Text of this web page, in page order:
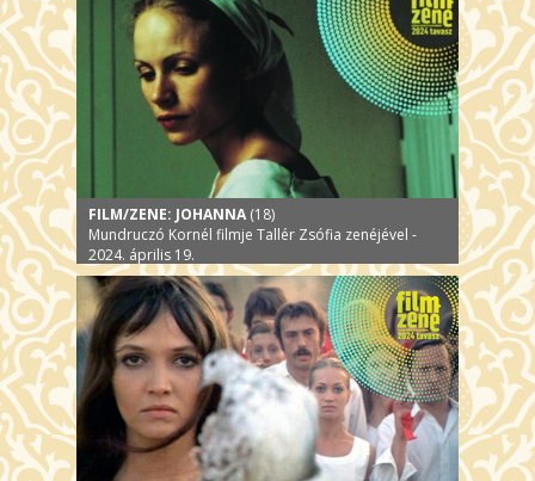
FILM/ZENE: JOHANNA (18)
Mundruczó Kornél filmje Tallér Zsófia zenéjével -
2024. április 19.